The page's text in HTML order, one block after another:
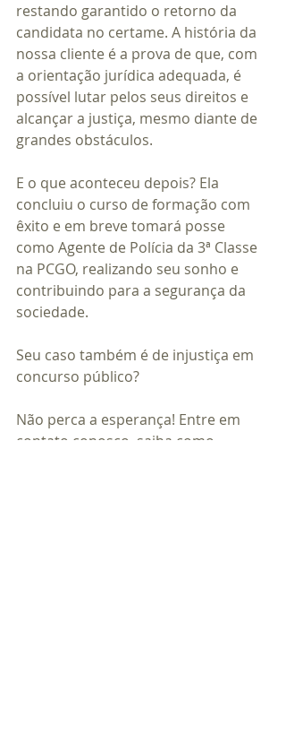
restando garantido o retorno da
candidata no certame. A história da
nossa cliente é a prova de que, com
a orientação jurídica adequada, é
possível lutar pelos seus direitos e
alcançar a justiça, mesmo diante de
grandes obstáculos.
E o que aconteceu depois? Ela
concluiu o curso de formação com
êxito e em breve tomará posse
como Agente de Polícia da 3ª Classe
na PCGO, realizando seu sonho e
contribuindo para a segurança da
sociedade.
Seu caso também é de injustiça em
concurso público?
Não perca a esperança! Entre em
contato conosco, saiba como